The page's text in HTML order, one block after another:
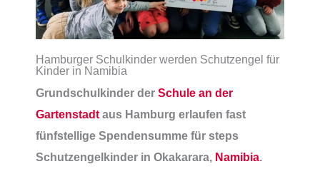
Hamburger Schulkinder werden Schutzengel für
Kinder in Namibia
Grundschulkinder der Schule an der
Gartenstadt aus Hamburg erlaufen fast
fünfstellige Spendensumme für steps
Schutzengelkinder in Okakarara, Namibia